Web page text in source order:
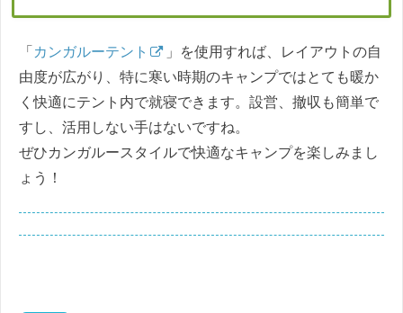
「 カンガルーテント
」を使用すれば、レイアウトの自
由度が広がり、特に寒い時期のキャンプではとても暖か
く快適にテント内で就寝できます。設営、撤収も簡単で
すし、活用しない手はないですね。
ぜひカンガルースタイルで快適なキャンプを楽しみまし
ょう！